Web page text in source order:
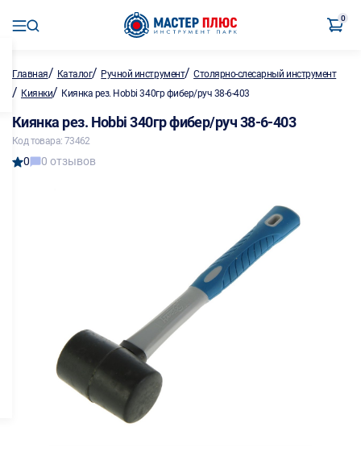
0
Главная/ Каталог/ Ручной инструмент/Столярно-слесарный инструмент
/ Киянки/ Киянка рез. Hobbi 340гр фибер/руч 38-6-403
Киянка рез. Hobbi 340гр фибер/руч 38-6-403
Код товара: 73462
0 0 отзывов